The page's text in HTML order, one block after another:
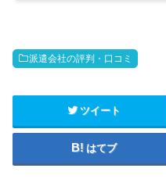
派遣会社の評判・口コミ
ツイート
はてブ